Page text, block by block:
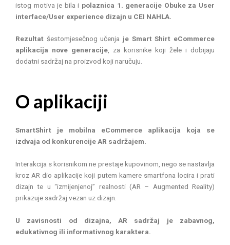
istog motiva je bila i polaznica 1. generacije Obuke za User
interface/User experience dizajn u CEI NAHLA.
Rezultat šestomjesečnog učenja je Smart Shirt eCommerce
aplikacija nove generacije, za korisnike koji žele i dobijaju
dodatni sadržaj na proizvod koji naručuju.
O aplikaciji
SmartShirt je mobilna eCommerce aplikacija koja se
izdvaja od konkurencije AR sadržajem.
Interakcija s korisnikom ne prestaje kupovinom, nego se nastavlja
kroz AR dio aplikacije koji putem kamere smartfona locira i prati
dizajn te u “izmijenjenoj” realnosti (AR – Augmented Reality)
prikazuje sadržaj vezan uz dizajn.
U zavisnosti od dizajna, AR sadržaj je zabavnog,
edukativnog ili informativnog karaktera.